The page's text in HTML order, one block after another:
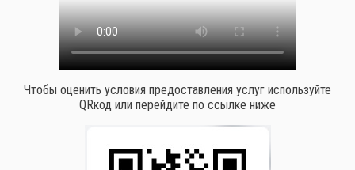
Чтобы оценить условия предоставления услуг используйте
QRкод или перейдите по ссылке ниже